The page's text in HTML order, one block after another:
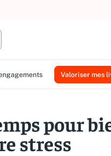
la recherche
Valoriser mes
pour
stress